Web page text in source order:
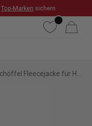
Top-Marken sichern
WunschlisteWarenkorb